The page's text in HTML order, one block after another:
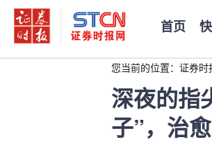
首页
您当前的位置： 证券时
深夜的指
子”，治